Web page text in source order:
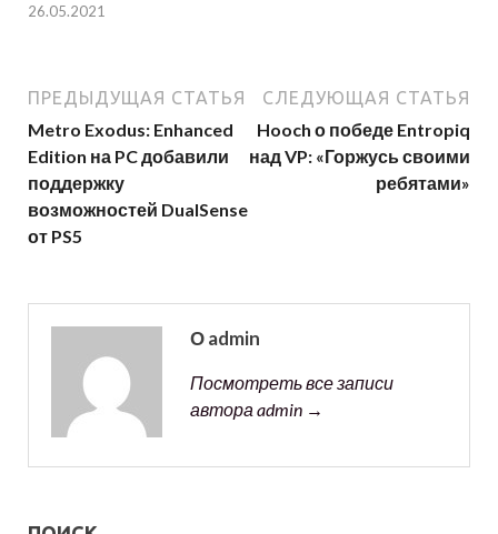
26.05.2021
ПРЕДЫДУЩАЯ СТАТЬЯ
Metro Exodus: Enhanced
Edition на PC добавили
поддержку
возможностей DualSense
от PS5
СЛЕДУЮЩАЯ СТАТЬЯ
Hooch о победе Entropiq
над VP: «Горжусь своими
ребятами»
О admin
Посмотреть все записи
автора admin →